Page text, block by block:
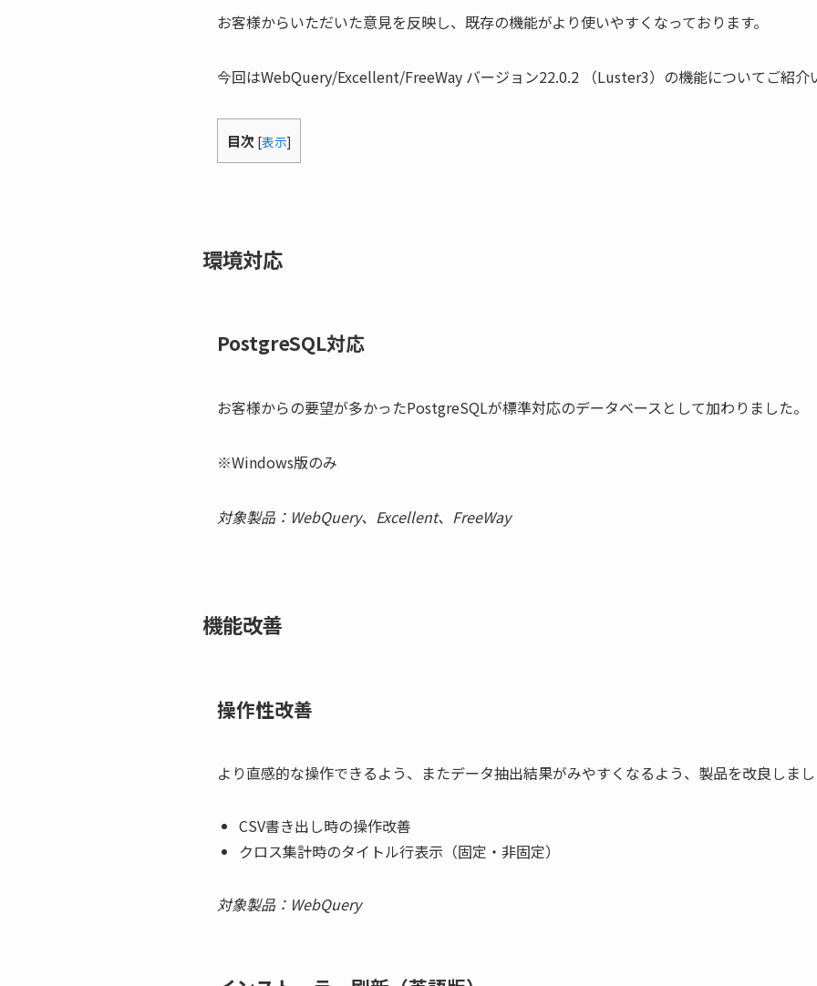
お客様からいただいた意見を反映し、既存の機能がより使いやすくなっております。
今回はWebQuery/Excellent/FreeWay バージョン22.0.2 （Luster3）の機能についてご紹介
目次 [表示]
環境対応
PostgreSQL対応
お客様からの要望が多かったPostgreSQLが標準対応のデータベースとして加わりました。
※Windows版のみ
対象製品：WebQuery、Excellent、FreeWay
機能改善
操作性改善
より直感的な操作できるよう、またデータ抽出結果がみやすくなるよう、製品を改良しま
CSV書き出し時の操作改善
クロス集計時のタイトル行表示（固定・非固定）
対象製品：WebQuery